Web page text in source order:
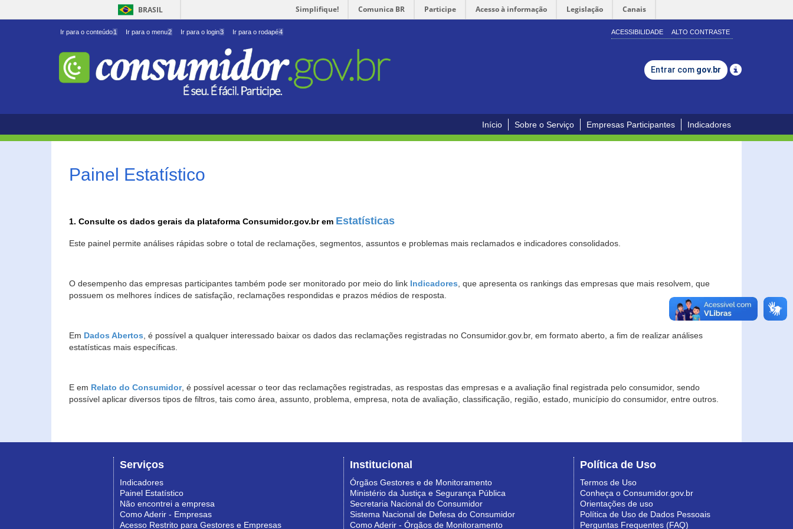
BRASIL Simplifique! Comunica BR Participe Acesso à informação Legislação Canais
Ir para o conteúdo1 Ir para o menu2 Ir para o login3 Ir para o rodapé4 ACESSIBILIDADE ALTO CONTRASTE
Entrar com gov.br
Início Sobre o Serviço Empresas Participantes Indicadores
Painel Estatístico
1. Consulte os dados gerais da plataforma Consumidor.gov.br em Estatísticas
Este painel permite análises rápidas sobre o total de reclamações, segmentos, assuntos e problemas mais reclamados e indicadores consolidados.
O desempenho das empresas participantes também pode ser monitorado por meio do link Indicadores, que apresenta os rankings das empresas que mais resolvem, que
possuem os melhores índices de satisfação, reclamações respondidas e prazos médios de resposta.
Em Dados Abertos, é possível a qualquer interessado baixar os dados das reclamações registradas no Consumidor.gov.br, em formato aberto, a fim de realizar análises
estatísticas mais específicas.
E em Relato do Consumidor, é possível acessar o teor das reclamações registradas, as respostas das empresas e a avaliação final registrada pelo consumidor, sendo
possível aplicar diversos tipos de filtros, tais como área, assunto, problema, empresa, nota de avaliação, classificação, região, estado, município do consumidor, entre outros.
Serviços
Indicadores
Painel Estatístico
Não encontrei a empresa
Como Aderir - Empresas
Acesso Restrito para Gestores e Empresas
Institucional
Órgãos Gestores e de Monitoramento
Ministério da Justiça e Segurança Pública
Secretaria Nacional do Consumidor
Sistema Nacional de Defesa do Consumidor
Como Aderir - Órgãos de Monitoramento
Política de Uso
Termos de Uso
Conheça o Consumidor.gov.br
Orientações de uso
Política de Uso de Dados Pessoais
Perguntas Frequentes (FAQ)